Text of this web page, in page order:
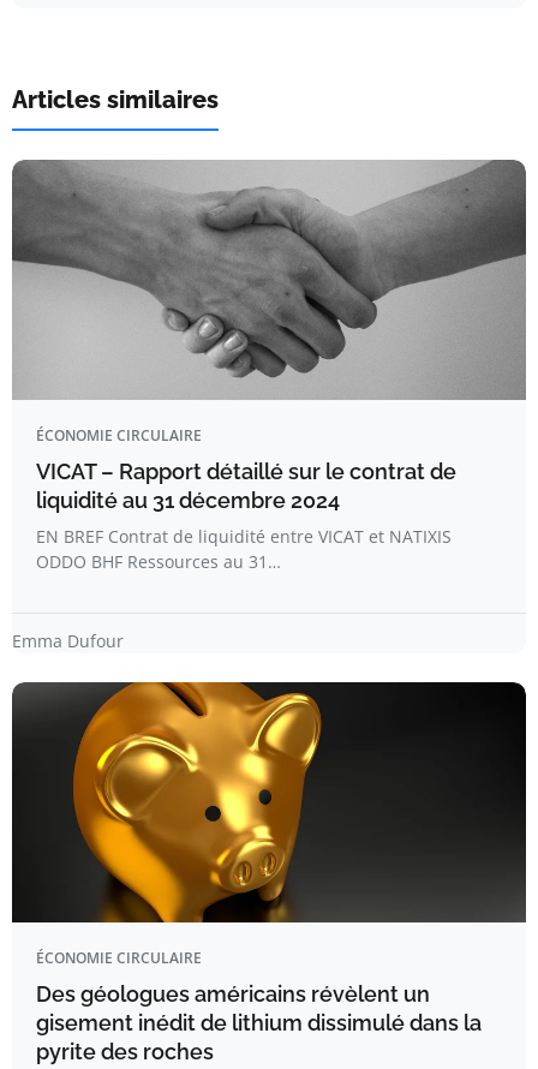
Articles similaires
ÉCONOMIE CIRCULAIRE
VICAT – Rapport détaillé sur le contrat de
liquidité au 31 décembre 2024
EN BREF Contrat de liquidité entre VICAT et NATIXIS
ODDO BHF Ressources au 31…
Emma Dufour
ÉCONOMIE CIRCULAIRE
Des géologues américains révèlent un
gisement inédit de lithium dissimulé dans la
pyrite des roches